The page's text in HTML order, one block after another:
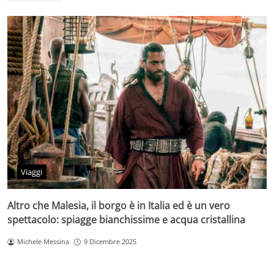
Viaggi
Altro che Malesia, il borgo è in Italia ed è un vero
spettacolo: spiagge bianchissime e acqua cristallina
Michele Messina 9 Dicembre 2025